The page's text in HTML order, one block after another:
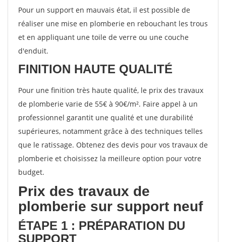
Pour un support en mauvais état, il est possible de
réaliser une mise en plomberie en rebouchant les trous
et en appliquant une toile de verre ou une couche
d'enduit.
FINITION HAUTE QUALITÉ
Pour une finition très haute qualité, le prix des travaux
de plomberie varie de 55€ à 90€/m². Faire appel à un
professionnel garantit une qualité et une durabilité
supérieures, notamment grâce à des techniques telles
que le ratissage. Obtenez des devis pour vos travaux de
plomberie et choisissez la meilleure option pour votre
budget.
Prix des travaux de
plomberie sur support neuf
ÉTAPE 1 : PRÉPARATION DU
SUPPORT